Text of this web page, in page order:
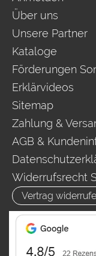
Über uns
Unsere Partner
Kataloge
Förderungen
Erklärvideos
Sitemap
Zahlung &
AGB &
Widerrufsrecht
Vertrag